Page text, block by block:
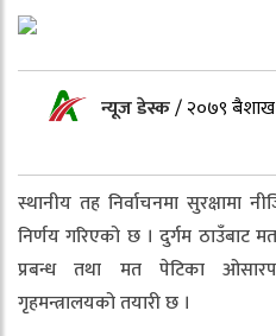
न्यूज डेस्क/२०७९ बैशाख
स्थानीय तह निर्वाचनमा सुरक्षामा
निर्णय गरिएको छ । दुर्गम ठाउँबाट
प्रबन्ध तथा मत पेटिका
गृहमन्त्रालयको तयारी छ ।